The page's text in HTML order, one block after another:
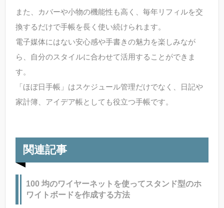
また、カバーや小物の機能性も高く、毎年リフィルを交
換するだけで手帳を長く使い続けられます。
電子媒体にはない安心感や手書きの魅力を楽しみなが
ら、自分のスタイルに合わせて活用することができま
す。
「ほぼ日手帳」はスケジュール管理だけでなく、日記や
家計簿、アイデア帳としても役立つ手帳です。
関連記事
100 均のワイヤーネットを使ってスタンド型のホ
ワイトボードを作成する方法